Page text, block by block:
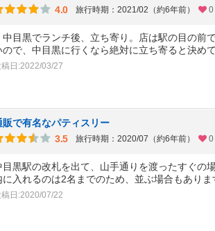
4.0
旅行時期：2021/02（約6年前） 0
目黒でランチ後、立ち寄り。店は駅の目の前
ので、中目黒に行くなら絶対に立ち寄ると決め
日:2022/03/27
販で有名なパティスリー
3.5
旅行時期：2020/07（約6年前） 0
目黒駅の改札を出て、山手通りを渡ったすぐの
に入れるのは2名までのため、並ぶ場合もありま
日:2020/07/22